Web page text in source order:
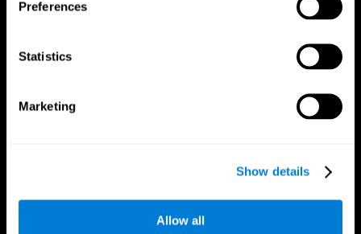
Preferences
Statistics
Marketing
Show details
Allow all